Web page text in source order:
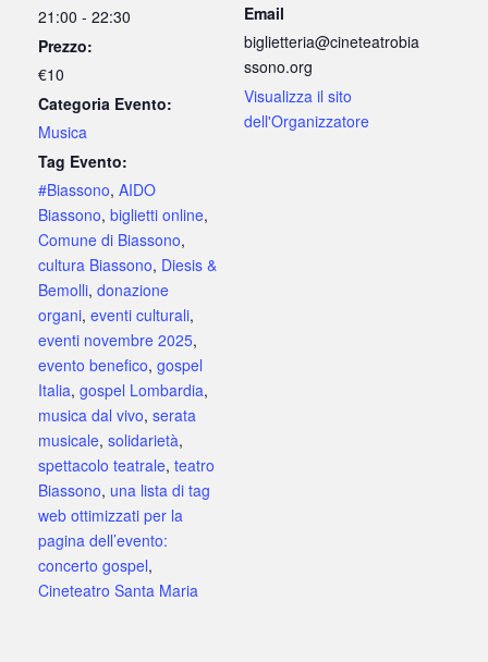
21:00 - 22:30
Prezzo:
€10
Categoria Evento:
Musica
Tag Evento:
#Biassono, AIDO
Biassono, biglietti online,
Comune di Biassono,
cultura Biassono, Diesis &
Bemolli, donazione
organi, eventi culturali,
eventi novembre 2025,
evento benefico, gospel
Italia, gospel Lombardia,
musica dal vivo, serata
musicale, solidarietà,
spettacolo teatrale, teatro
Biassono, una lista di tag
web ottimizzati per la
pagina dell’evento:
concerto gospel,
Cineteatro Santa Maria
Email
biglietteria@cineteatrobia
ssono.org
Visualizza il sito
dell'Organizzatore